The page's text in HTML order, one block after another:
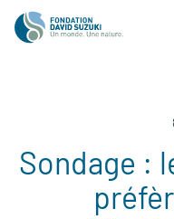
Sondage :